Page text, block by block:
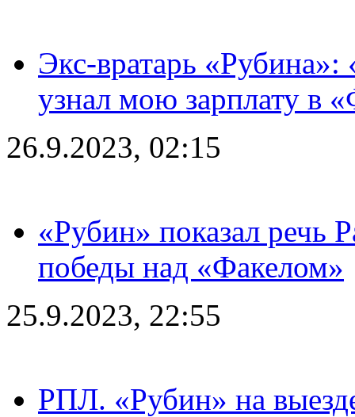
Экс-вратарь «Рубина»:
узнал мою зарплату в
26.9.2023, 02:15
«Рубин» показал речь
победы над «Факелом»
25.9.2023, 22:55
РПЛ. «Рубин» на